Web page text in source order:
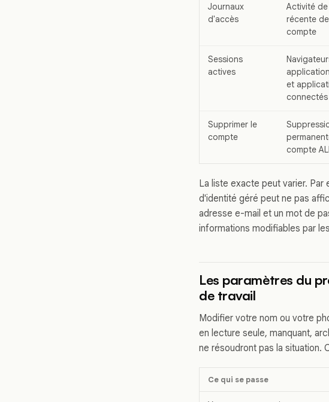
Journaux
d'accès
Activité
récente
compte
Sessions
actives
et
connectés
Supprimer le
compte
compte
La liste exacte peut varier.
d'identité géré peut ne pas
adresse e-mail et un mot de
informations modifiables par
Les paramètres du
de travail
Modifier votre nom ou votre
en lecture seule, manquant,
ne résoudront pas la situation.
Ce qui se passe